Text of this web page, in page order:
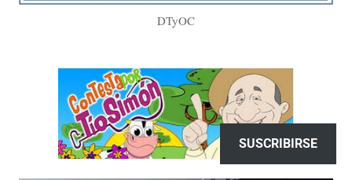
DTyOC
SUSCRIBIRSE